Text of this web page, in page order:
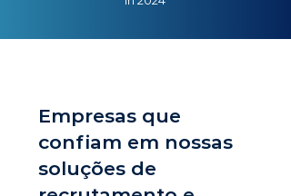
Empresas que
confiam em nossas
soluções de